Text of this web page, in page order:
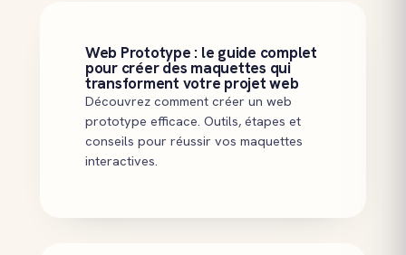
Web Prototype : le guide complet
pour créer des maquettes qui
transforment votre projet web
Découvrez comment créer un web
prototype efficace. Outils, étapes et
conseils pour réussir vos maquettes
interactives.